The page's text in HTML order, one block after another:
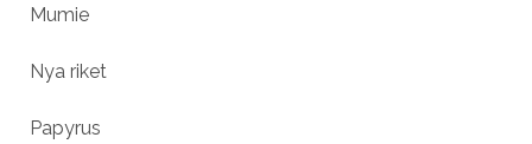
Mumie
Nya riket
Papyrus